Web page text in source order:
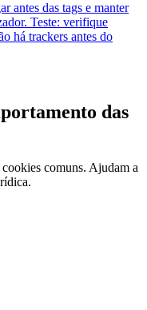
antes das tags e manter
Teste: verifique
há trackers antes do
das
comuns. Ajudam a